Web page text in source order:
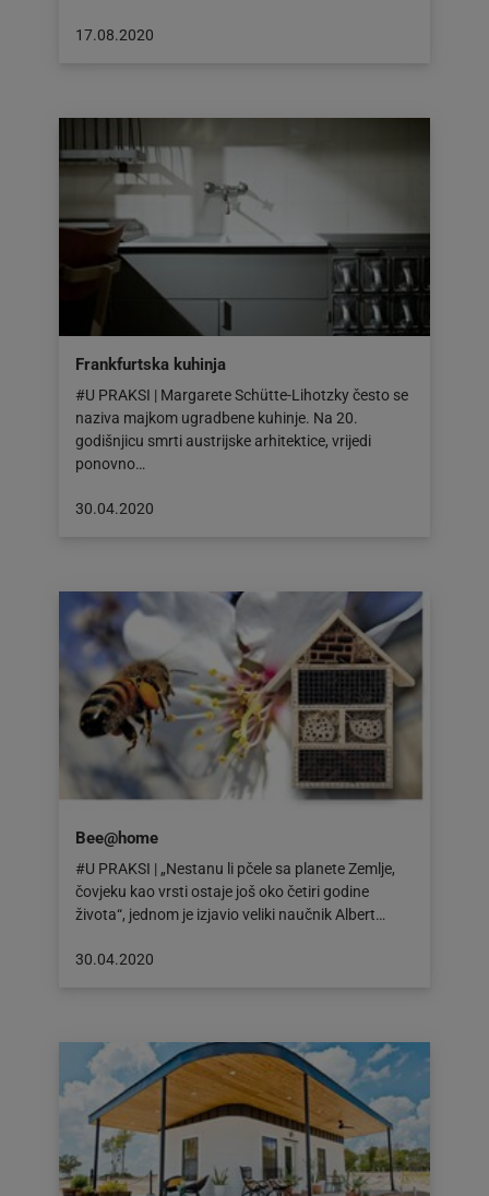
Objava
17.08.2020
Frankfurtska kuhinja
#U PRAKSI | Margarete Schütte-Lihotzky često se
naziva majkom ugradbene kuhinje. Na 20.
godišnjicu smrti austrijske arhitektice, vrijedi
ponovno…
Objava
30.04.2020
Bee@home
#U PRAKSI | „Nestanu li pčele sa planete Zemlje,
čovjeku kao vrsti ostaje još oko četiri godine
života“, jednom je izjavio veliki naučnik Albert…
Objava
30.04.2020